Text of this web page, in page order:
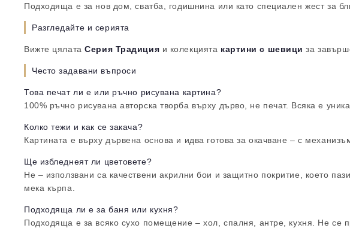
Подходяща е за нов дом, сватба, годишнина или като специален жест за
Разгледайте и серията
Вижте цялатаСерия Традиция и колекцията картини с шевици за
Често задавани въпроси
Това печат ли е или ръчно рисувана картина?
100% ръчно рисувана авторска творба върху дърво, не печат. Всяка е
Колко тежи и как се закача?
Картината е върху дървена основа и идва готова за окачване – с
Ще избледнеят ли цветовете?
Не – използвани са качествени акрилни бои и защитно покритие, което
мека кърпа.
Подходяща ли е за баня или кухня?
Подходяща е за всяко сухо помещение – хол, спалня, антре, кухня. Не се